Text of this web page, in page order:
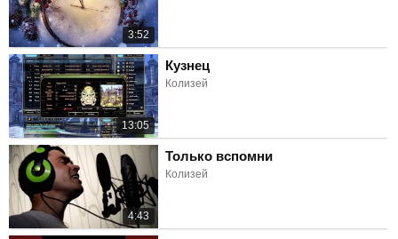
3:52
13:05
Кузнец
Колизей
4:43
Только вспомни
Колизей